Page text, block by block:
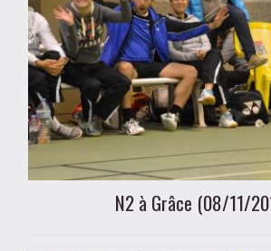
N2 à Grâce (08/11/